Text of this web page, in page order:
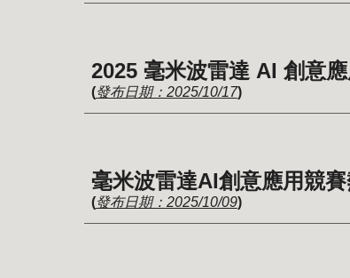
2025 毫米波雷達 AI 創意
(發布日期：2025/10/17)
毫米波雷達AI創意應用競
(發布日期：2025/10/09)